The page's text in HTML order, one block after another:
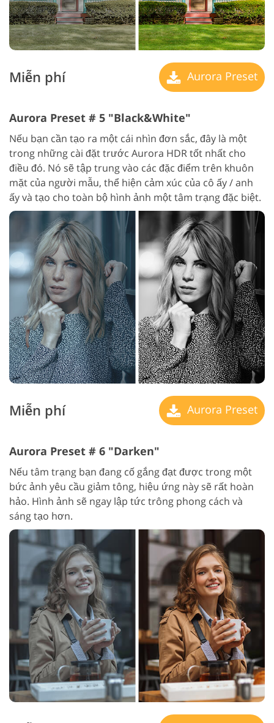
Miễn phí Aurora Preset
Aurora Preset # 5 "Black&White"
Nếu bạn cần tạo ra một cái nhìn đơn sắc, đây là một
trong những cài đặt trước Aurora HDR tốt nhất cho
điều đó. Nó sẽ tập trung vào các đặc điểm trên khuôn
mặt của người mẫu, thể hiện cảm xúc của cô ấy / anh
ấy và tạo cho toàn bộ hình ảnh một tâm trạng đặc biệt.
Miễn phí Aurora Preset
Aurora Preset # 6 "Darken"
Nếu tâm trạng bạn đang cố gắng đạt được trong một
bức ảnh yêu cầu giảm tông, hiệu ứng này sẽ rất hoàn
hảo. Hình ảnh sẽ ngay lập tức trông phong cách và
sáng tạo hơn.